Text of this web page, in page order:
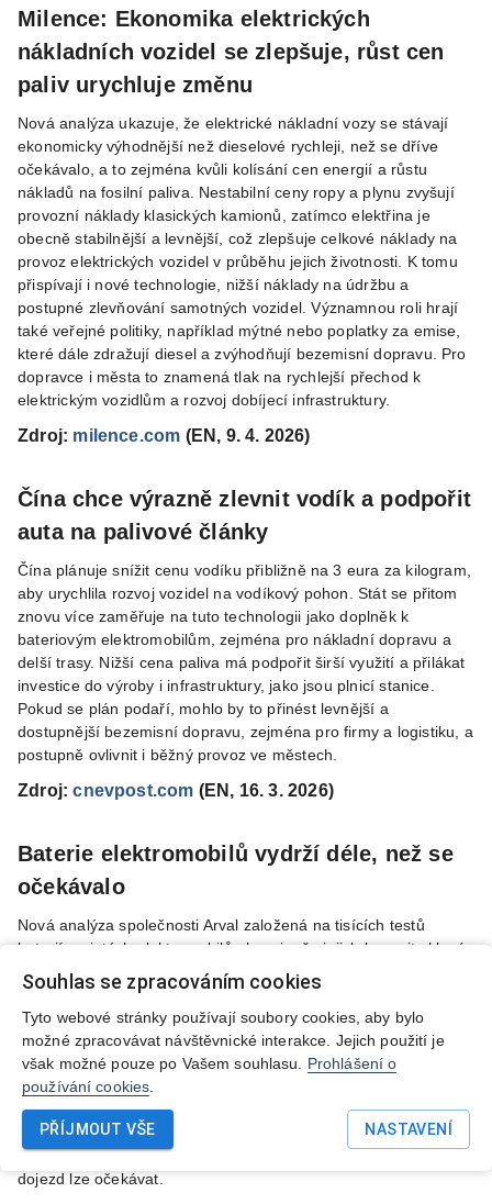
Souhlas se zpracováním cookies
Tyto webové stránky používají soubory cookies, aby bylo
možné zpracovávat návštěvnické interakce. Jejich použití je
však možné pouze po Vašem souhlasu.
Prohlášení o
používání cookies
PŘÍJMOUT VŠE NASTAVENÍ
Milence: Ekonomika elektrických
nákladních vozidel se zlepšuje, růst cen
paliv urychluje změnu
Nová analýza ukazuje, že elektrické nákladní vozy se stávají
ekonomicky výhodnější než dieselové rychleji, než se dříve
očekávalo, a to zejména kvůli kolísání cen energií a růstu
nákladů na fosilní paliva. Nestabilní ceny ropy a plynu zvyšují
provozní náklady klasických kamionů, zatímco elektřina je
obecně stabilnější a levnější, což zlepšuje celkové náklady na
provoz elektrických vozidel v průběhu jejich životnosti. K tomu
přispívají i nové technologie, nižší náklady na údržbu a
postupné zlevňování samotných vozidel. Významnou roli hrají
také veřejné politiky, například mýtné nebo poplatky za emise,
které dále zdražují diesel a zvýhodňují bezemisní dopravu. Pro
dopravce i města to znamená tlak na rychlejší přechod k
elektrickým vozidlům a rozvoj dobíjecí infrastruktury.
Zdroj: milence.com (EN, 9. 4. 2026)
Čína chce výrazně zlevnit vodík a podpořit
auta na palivové články
Čína plánuje snížit cenu vodíku přibližně na 3 eura za kilogram,
aby urychlila rozvoj vozidel na vodíkový pohon. Stát se přitom
znovu více zaměřuje na tuto technologii jako doplněk k
bateriovým elektromobilům, zejména pro nákladní dopravu a
delší trasy. Nižší cena paliva má podpořit širší využití a přilákat
investice do výroby i infrastruktury, jako jsou plnicí stanice.
Pokud se plán podaří, mohlo by to přinést levnější a
dostupnější bezemisní dopravu, zejména pro firmy a logistiku, a
postupně ovlivnit i běžný provoz ve městech.
Zdroj:cnevpost.com (EN, 16. 3. 2026)
Baterie elektromobilů vydrží déle, než se
očekávalo
Nová analýza společnosti Arval založená na tisících testů
baterií u ojetých elektromobilů ukazuje, že jejich kapacita klesá
mnohem pomaleji, než se dříve předpokládalo. Průměrná
„zdravotní kondice“ baterie, tedy kolik původní kapacity si ještě
uchovává, dosahuje asi 93 % a většina vozidel si drží více než
80 % kapacity i po letech provozu a desítkách tisíc kilometrů.
Výsledky naznačují, že obavy z rychlého opotřebení baterií
mohou být přehnané, což může zvýšit důvěru lidí v nákup
elektromobilů, zejména na trhu ojetých vozidel. Společnost
proto podporuje zavádění certifikátů stavu baterie, které mají
kupujícím přehledně ukázat, v jaké kondici baterie je a jaký
dojezd lze očekávat.